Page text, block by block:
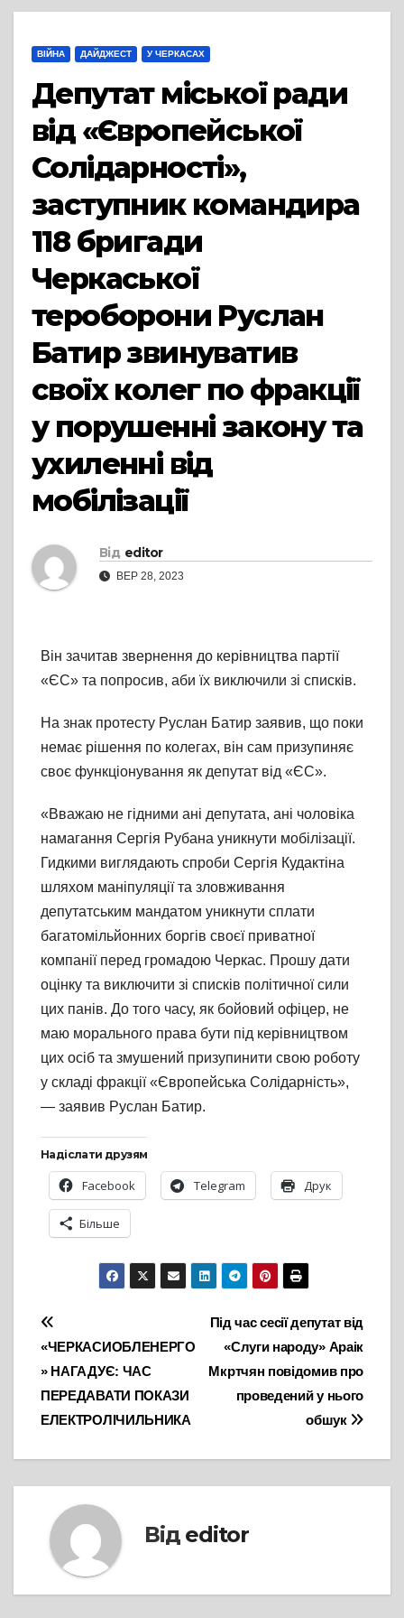
ВІЙНА ДАЙДЖЕСТ У ЧЕРКАСАХ
Депутат міської ради
від «Європейської
Солідарності»,
заступник командира
118 бригади
Черкаської
тероборони Руслан
Батир звинуватив
своїх колег по фракції
у порушенні закону та
ухиленні від
мобілізації
Від editor
ВЕР 28, 2023
Він зачитав звернення до керівництва партії
«ЄС» та попросив, аби їх виключили зі списків.
На знак протесту Руслан Батир заявив, що поки
немає рішення по колегах, він сам призупиняє
своє функціонування як депутат від «ЄС».
«Вважаю не гідними ані депутата, ані чоловіка
намагання Сергія Рубана уникнути мобілізації.
Гидкими виглядають спроби Сергія Кудактіна
шляхом маніпуляції та зловживання
депутатським мандатом уникнути сплати
багатомільйонних боргів своєї приватної
компанії перед громадою Черкас. Прошу дати
оцінку та виключити зі списків політичної сили
цих панів. До того часу, як бойовий офіцер, не
маю морального права бути під керівництвом
цих осіб та змушений призупинити свою роботу
у складі фракції «Європейська Солідарність»,
— заявив Руслан Батир.
Надіслати друзям
Facebook Telegram Друк
Більше
Навігація
записів
Під час сесії депутат від
«Слуги народу» Араік
Мкртчян повідомив про
проведений у нього
обшук
«ЧЕРКАСИОБЛЕНЕРГО
» НАГАДУЄ: ЧАС
ПЕРЕДАВАТИ ПОКАЗИ
ЕЛЕКТРОЛІЧИЛЬНИКА
Від editor